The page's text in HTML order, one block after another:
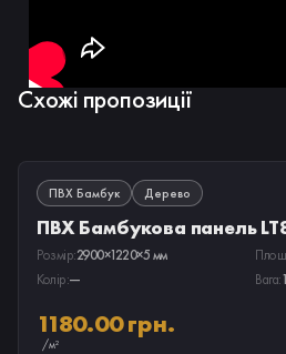
Схожі пропозиції
В НАЯВНОСТІ
ПВХ Бамбук Дерево
ПВХ Бамбукова панель
Розмір:2900×1220×5 мм
Колір:— Вага:
1180.00 грн.
/м²